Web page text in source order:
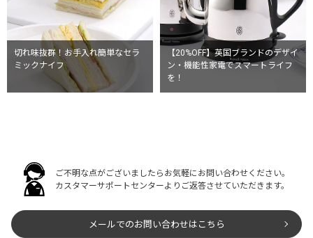
切れ味抜群！お手入れ簡単なセラ
ミックナイフ
【20%OFF】英国ブランドのデザイ
ン・機能性家電でスマートライフ
を！
ご不明な点がございましたらお気軽にお問い合わせください。
カスタマーサポートセンターよりご返答させていただきます。
メールでのお問い合わせはこちら